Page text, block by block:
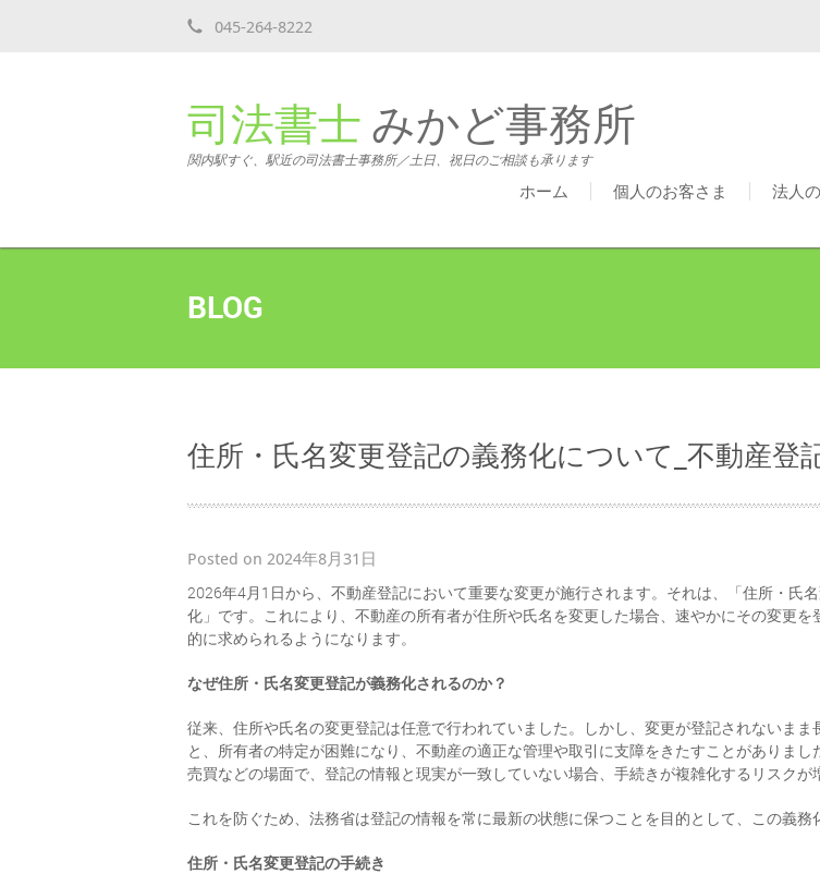
045-264-8222
司法書士 みかど事務所
関内駅すぐ、駅近の司法書士事務所／土日、祝日のご相談も承ります
ホーム 個人のお客さま 法人
BLOG
住所・氏名変更登記の義務化について_不動産登
Posted on 2024年8月31日
2026年4月1日から、不動産登記において重要な変更が施行されます。それは、「住所・氏
化」です。これにより、不動産の所有者が住所や氏名を変更した場合、速やかにその変更を
的に求められるようになります。
なぜ住所・氏名変更登記が義務化されるのか？
従来、住所や氏名の変更登記は任意で行われていました。しかし、変更が登記されないまま
と、所有者の特定が困難になり、不動産の適正な管理や取引に支障をきたすことがありまし
売買などの場面で、登記の情報と現実が一致していない場合、手続きが複雑化するリスクが
これを防ぐため、法務省は登記の情報を常に最新の状態に保つことを目的として、この義務
住所・氏名変更登記の手続き